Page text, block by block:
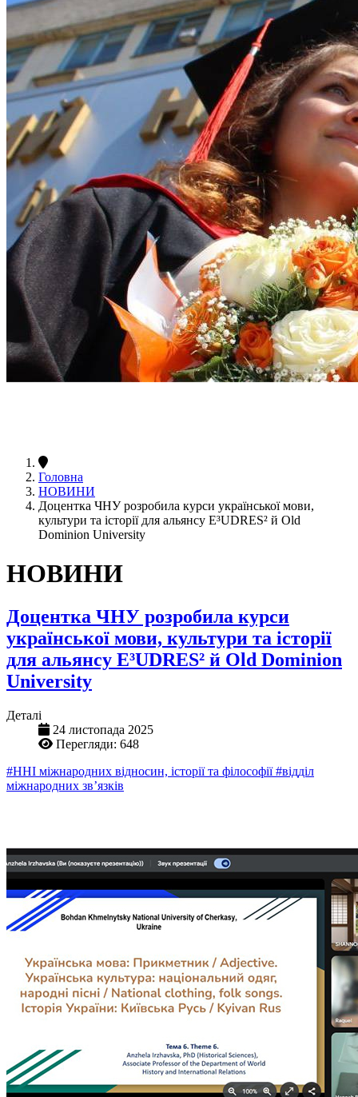
Головна
НОВИНИ
Доцентка ЧНУ розробила курси української мови,
культури та історії для альянсу E³UDRES² й Old
Dominion University
НОВИНИ
Доцентка ЧНУ розробила курси
української мови, культури та історії
для альянсу E³UDRES² й Old Dominion
University
Деталі
24 листопада 2025
Перегляди: 648
#ННІ міжнародних відносин, історії та філософії#відділ
міжнародних зв’язків